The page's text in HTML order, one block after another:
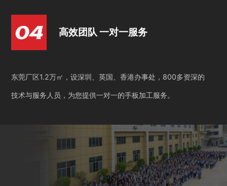
高效团队 一对一服务
东莞厂区1.2万㎡，设深圳、英国、香港办事处，800多资深的
技术与服务人员，为您提供一对一的手板加工服务。